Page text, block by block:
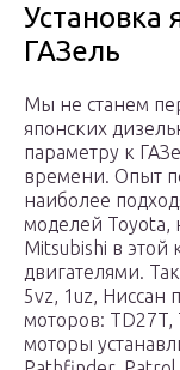
Установка
ГАЗель
Мы не станем
японских
параметру к
времени. Опыт
наиболее
моделей Toyota,
Mitsubishi в этой
двигателями.
5vz, 1uz, Ниссан
моторов: TD27T,
моторы